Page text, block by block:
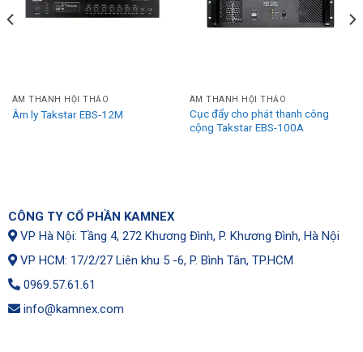
ÂM THANH HỘI THẢO
Âm ly Takstar EBS-12M
ÂM THANH HỘI THẢO
Cục đẩy cho phát thanh công
cộng Takstar EBS-100A
CÔNG TY CỔ PHẦN KAMNEX
VP Hà Nội: Tầng 4, 272 Khương Đình, P. Khương Đình, Hà Nội
VP HCM: 17/2/27 Liên khu 5 -6, P. Bình Tân, TP.HCM
0969.57.61.61
info@kamnex.com